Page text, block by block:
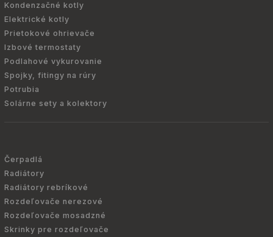
Kondenzačné kotly
Elektrické kotly
Prietokové ohrievače
Izbové termostaty
Podlahové vykurovanie
Spojky, fitingy na rúry
Potrubia
Solárne sety a kolektory
Čerpadlá
Radiátory
Radiátory rebríkové
Rozdeľovače nerezové
Rozdeľovače mosadzné
Skrinky pre rozdeľovače